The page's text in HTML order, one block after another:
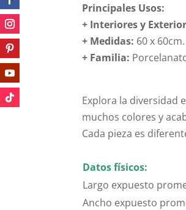
Principales Usos:
+ Interiores y
+ Medidas: 60 x
+ Familia:
Explora la diversidad
muchos colores y
Cada pieza es
Datos físicos:
Largo expuesto
Ancho expuesto